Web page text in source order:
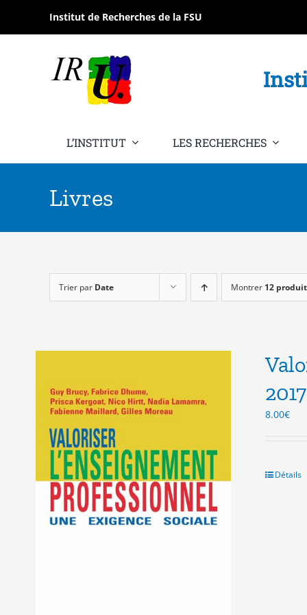
contenu
Institut de Recherches de la FSU
L’INSTITUT LES RECHERCHES
Livres
Trier par Date Montrer 12
2017
8.00€
Détails